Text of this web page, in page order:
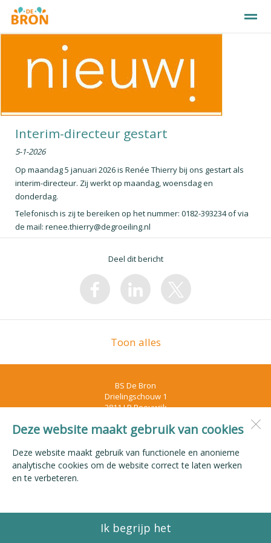
ONZE SCHOOL
Deze website maakt gebruik van cookies
Deze website maakt gebruik van functionele en anonieme
analytische cookies om de website correct te laten werken
en te verbeteren.
Ik begrijp het
Interim-directeur gestart
5-1-2026
Op maandag 5 januari 2026 is Renée Thierry bij ons gestart als
interim-directeur. Zij werkt op maandag, woensdag en
donderdag.
Telefonisch is zij te bereiken op het nummer: 0182-393234 of via
de mail: renee.thierry@degroeiling.nl
Deel dit bericht
Toon alles
BS De Bron
Drielingschouw 1
2811 LPReeuwijk
Open desktopversie